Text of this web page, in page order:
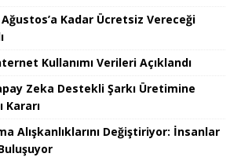
Ağustos’a Kadar Ücretsiz Vereceği
Kullanımı Verileri Açıklandı
Zeka Destekli Şarkı Üretimine
Kararı
Alışkanlıklarını Değiştiriyor: İnsanlar